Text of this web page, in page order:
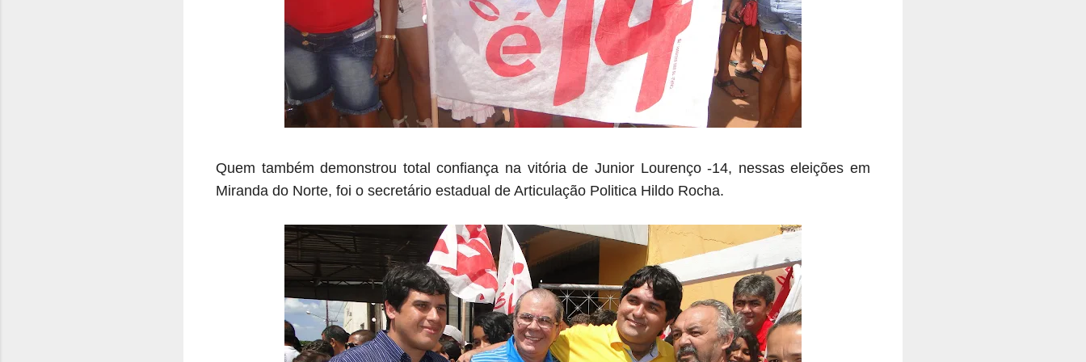
Quem também demonstrou total confiança na vitória de Junior Lourenço -14, nessas eleições em
Miranda do Norte, foi o secretário estadual de Articulação Politica Hildo Rocha.